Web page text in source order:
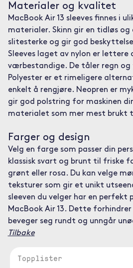
Materialer og kvalitet
MacBook Air 13 sleeves finnes i
materialer. Skinn gir en tidløs og
slitesterke og gir god
Sleeves laget av nylon er lettere
værbestandige. De tåler regn
Polyester er et rimeligere
enkelt å rengjøre. Neopren er
gir god polstring for maskinen
materialet som mer mest brukt
Farger og design
Velg en farge som passer din
klassisk svart og brunt til friske
grønt eller rosa. Du kan velge
teksturer som gir et unikt
sleeven du velger har en perfekt
MacBook Air 13. Dette
beveger seg rundt og unngår
Tilbake
Topplister